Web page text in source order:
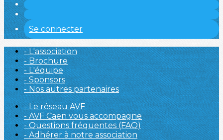
Se connecter
- L'association
- Brochure
- L'équipe
- Sponsors
- Nos autres partenaires
- Le réseau AVF
- AVF Caen vous accompagne
- Questions fréquentes (FAQ)
- Adhérer à notre association